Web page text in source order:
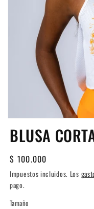
elemento
multimedia
1
una
modal
BLUSA
Precio
habitual
$ 100.000
Impuestos incluidos. Los
pago.
Tamaño